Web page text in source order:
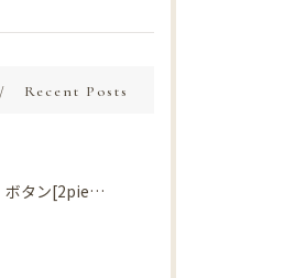
Recent Posts
ボタン[2piece] Import parts No2730